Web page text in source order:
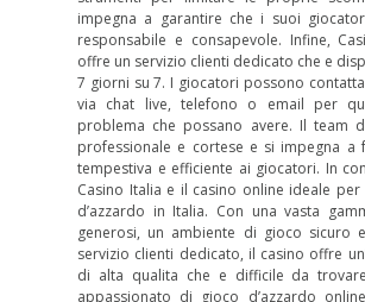
impegna a garantire che i suoi
responsabile e consapevole. Infine,
offre un servizio clienti dedicato che e
7 giorni su 7. I giocatori possono
via chat live, telefono o email per
problema che possano avere. Il team
professionale e cortese e si impegna a
tempestiva e efficiente ai giocatori. In
Casino Italia e il casino online ideale
d’azzardo in Italia. Con una vasta
generosi, un ambiente di gioco sicuro
servizio clienti dedicato, il casino offre
di alta qualita che e difficile da
appassionato di gioco d’azzardo